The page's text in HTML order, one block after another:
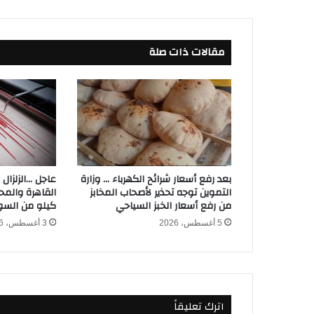
ل
ي
ف
ا
ب
ع
د
ن
ا
ا
و
مقالات ذات صلة
بعد رفع أسعار شرائح الكهرباء … وزارة
التموين توجه تحذير لأصحاب المخابز
من رفع أسعار الخبز السياحي
5 أغسطس، 2026
عاجل
كيلو من
3 أغسطس، 2026
اترك تعليقاً